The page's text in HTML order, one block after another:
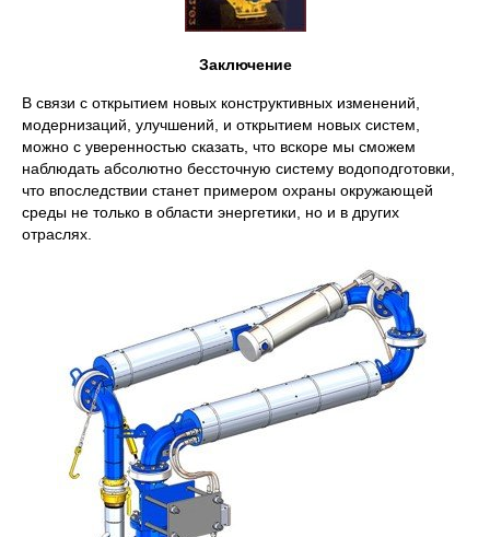
Заключение
В связи с открытием новых конструктивных изменений,
модернизаций, улучшений, и открытием новых систем,
можно с уверенностью сказать, что вскоре мы сможем
наблюдать абсолютно бессточную систему водоподготовки,
что впоследствии станет примером охраны окружающей
среды не только в области энергетики, но и в других
отраслях.